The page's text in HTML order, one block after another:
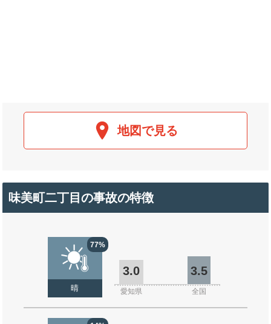
地図で見る
味美町二丁目の事故の特徴
77%
晴
3.0 3.5
愛知県 全国